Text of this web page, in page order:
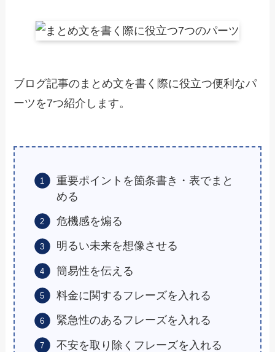
ブログ記事のまとめ文を書く際に役立つ便利なパ
ーツを7つ紹介します。
重要ポイントを箇条書き・表でまと
める
危機感を煽る
明るい未来を想像させる
簡易性を伝える
料金に関するフレーズを入れる
緊急性のあるフレーズを入れる
不安を取り除くフレーズを入れる